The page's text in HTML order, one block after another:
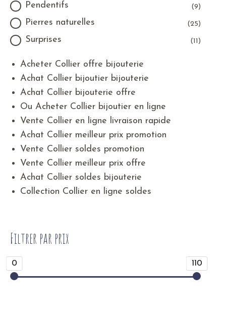
Pendentifs (9)
Pierres naturelles (25)
Surprises (11)
Acheter Collier offre bijouterie
Achat Collier bijoutier bijouterie
Achat Collier bijouterie offre
Ou Acheter Collier bijoutier en ligne
Vente Collier en ligne livraison rapide
Achat Collier meilleur prix promotion
Vente Collier soldes promotion
Vente Collier meilleur prix offre
Achat Collier soldes bijouterie
Collection Collier en ligne soldes
Filtrer par prix
0 110